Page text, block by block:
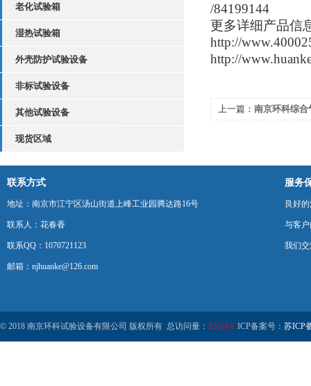
老化试验箱
湿热试验箱
外壳防护试验设备
非标试验设备
其他试验设备
现货区域
/84199144
更多详细产品信
http://
http://
上一篇： 南京环科综合
联系方式
地址：南京市江宁区汤山街道上峰工业园腾达路16号
联系人：花春香
联系QQ：1070721123
邮箱：njhuanke@126.com
服务
良好
与客
我们
© 2018 南京环科试验设备有限公司 版权所有 总访问量： 835514 ICP备案号： 苏ICP